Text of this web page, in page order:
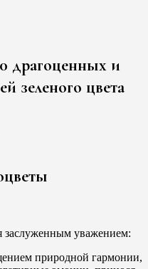
драгоценных и
зеленого цвета
заслуженным уважением:
природной гармонии,